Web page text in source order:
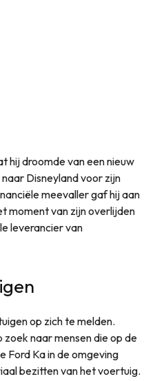
hij droomde van een nieuw
Disneyland voor zijn
meevaller gaf hij aan
moment van zijn overlijden
leverancier van
op zich te melden.
naar mensen die op de
Ford Ka in de omgeving
bezitten van het voertuig.